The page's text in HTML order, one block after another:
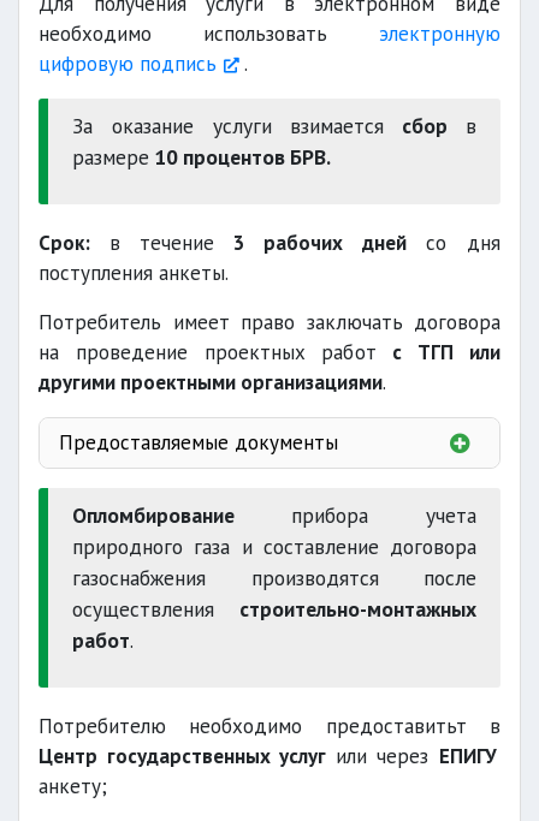
необходимо использовать электронную
цифровую подпись
.
За оказание услуги взимается сбор в
размере 10 процентов БРВ.
Срок: в течение 3 рабочих днейсо дня
поступления анкеты.
Потребитель имеет право заключать договора
на проведение проектных работ с ТГП или
другими проектными организациями.
Предоставляемые документы
проект
Опломбирование прибора учета
природного газа и составление договора
газоснабжения производятся после
осуществления строительно-монтажных
работ.
Потребителю необходимо предоставитьт в
Центр государственных услуг или через ЕПИГУ
анкету;